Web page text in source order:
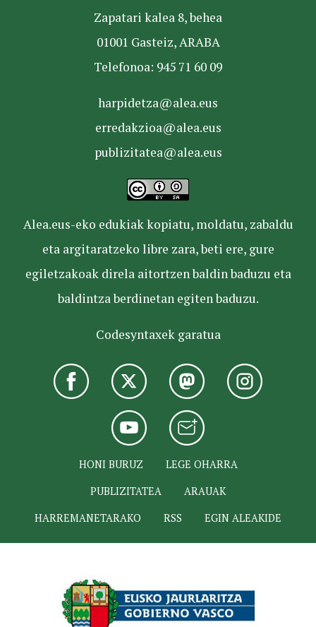
Zapatari kalea 8, behea
01001 Gasteiz, ARABA
Telefonoa: 945 71 60 09
harpidetza@alea.eus
erredakzioa@alea.eus
publizitatea@alea.eus
Alea.eus-eko edukiak kopiatu, moldatu, zabaldu
eta argitaratzeko libre zara, beti ere, gure
egiletzakoak direla aitortzen baldin baduzu eta
baldintza berdinetan egiten baduzu.
Codesyntaxek garatua
HONI BURUZ
LEGE OHARRA
PUBLIZITATEA
ARAUAK
HARREMANETARAKO
RSS EGIN ALEAKIDE